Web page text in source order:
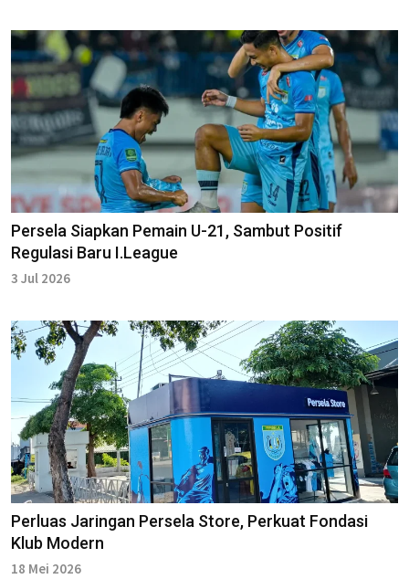
Persela Siapkan Pemain U-21, Sambut Positif
Regulasi Baru I.League
3 Jul 2026
Perluas Jaringan Persela Store, Perkuat Fondasi
Klub Modern
18 Mei 2026